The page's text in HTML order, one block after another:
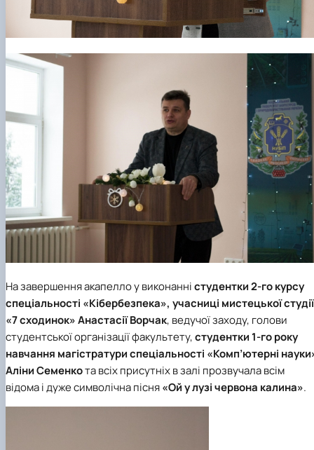
На завершення акапелло у виконанністудентки 2-го курсу
спеціальності «Кібербезпека», учасниці мистецької студії
«7 сходинок»Анастасії Ворчак, ведучої заходу, голови
студентської організації факультету,студентки 1-го року
навчання магістратури спеціальності «Комп’ютерні
Аліни Семенкота всіх присутніх в залі прозвучала всім
відома і дуже символічна пісня«Ой у лузі червона калина».